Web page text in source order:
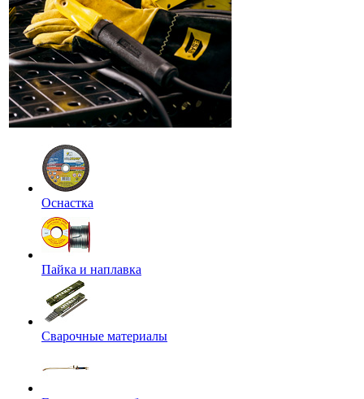
Оснастка
Пайка и наплавка
Сварочные материалы